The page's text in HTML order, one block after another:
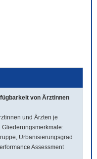
von Ärztinnen
und Ärzten je
Gliederungsmerkmale:
Urbanisierungsgrad
Assessment